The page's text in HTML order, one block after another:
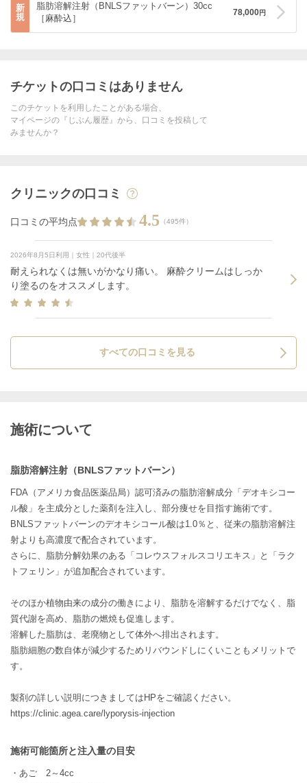
新
規
脂肪溶解注射（BNLSファットバーン）30cc
［麻酔込］
78,000円
チケットの口コミはありません
このチケットを利用したことがある場合、
マイページの『じぶん履歴』から、口コミを投稿して
みませんか？
クリニックの口コミ
口コミの平均点 4.5 （495件）
2026年8月5日利用｜女性｜20代後半
耐えられなくは無いがかなり痛い。 麻酔クリームはしっか
り塗るのをオススメします。
すべての口コミを見る
施術について
脂肪溶解注射（BNLSファットバーン）
FDA（アメリカ食品医薬品局）認可済みの脂肪溶解成分「デオキシコー
ル酸」を主成分とした薬剤を注入し、部分痩せを目指す施術です。
BNLSファットバーンのデオキシコール酸は1.0％と、従来の脂肪溶解注
射よりも高濃度で配合されています。
さらに、脂肪分解効果のある「コレウスフォルスコリエキス」と「ラク
トフェリン」が追加配合されています。
そのほか植物由来の成分の働きにより、脂肪を溶解するだけでなく、脂
質代謝を高め、脂肪の燃焼も促進します。
溶解した脂肪は、老廃物として体外へ排出されます。
脂肪細胞の数自体が減少するためリバウンドしにくいこともメリットで
す。
製剤の詳しい説明につきましてはHPをご確認ください。
https://clinic.agea.care/lyporysis-injection
施術可能箇所と注入量の目安
・あご 2～4cc